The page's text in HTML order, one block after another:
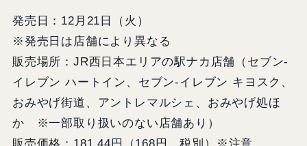
発売日：12月21日（火）
※発売日は店舗により異なる
販売場所：JR西日本エリアの駅ナカ店舗（ セブン‐
イレブン ハートイン、セブン‐イレブン キヨスク、
おみやげ街道、アントレマルシェ、おみやげ処ほ
か ※一部取り扱いのない店舗あり）